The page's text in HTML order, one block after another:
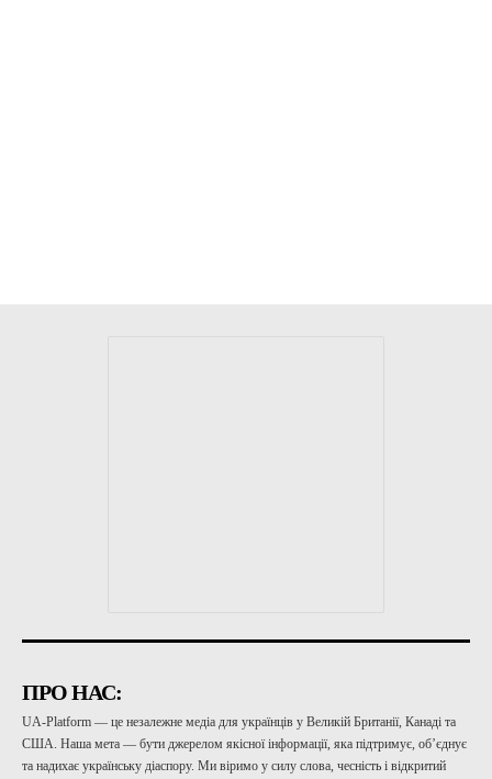
ПРО НАС:
UA-Platform — це незалежне медіа для українців у Великій Британії, Канаді та
США. Наша мета — бути джерелом якісної інформації, яка підтримує, об’єднує
та надихає українську діаспору. Ми віримо у силу слова, чесність і відкритий